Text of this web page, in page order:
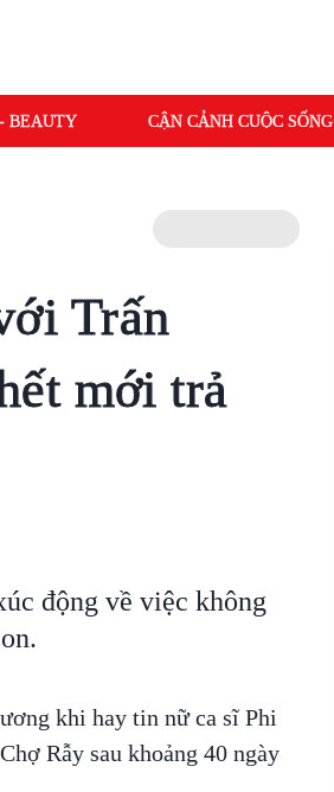
BEAUTY CẬN CẢNH CUỘC SỐNG
Trấn
mới trả
động về việc không
khi hay tin nữ ca sĩ Phi
Rẫy sau khoảng 40 ngày